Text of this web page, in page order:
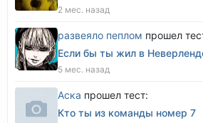
2 мес. назад
развеяло пеплом прошел
Если бы ты жил в
5 мес. назад
Аска прошел тест:
Кто ты из команды номер 7